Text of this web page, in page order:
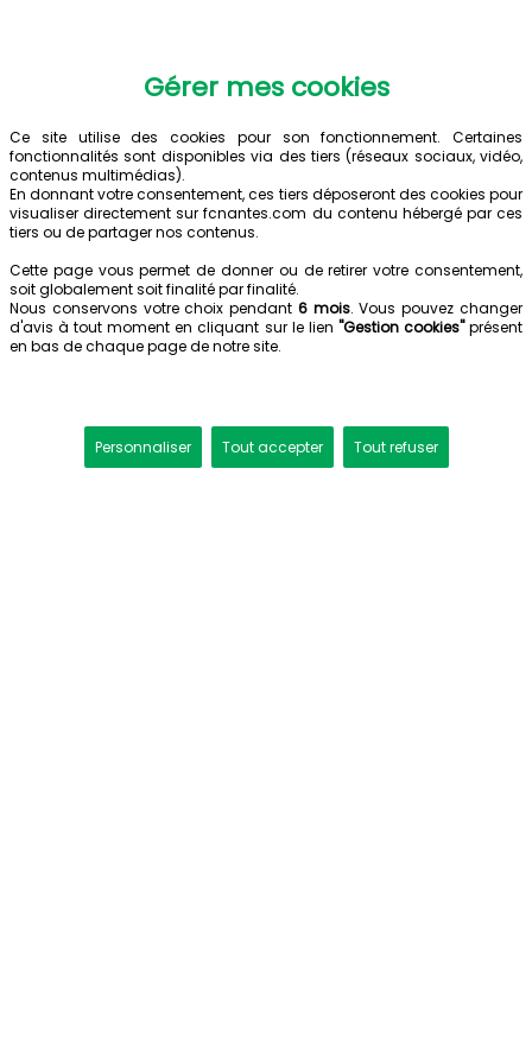
Gérer mes cookies
Ce site utilise des cookies pour son fonctionnement. Certaines
fonctionnalités sont disponibles via des tiers (réseaux sociaux, vidéo,
contenus multimédias).
En donnant votre consentement, ces tiers déposeront des cookies pour
visualiser directement sur fcnantes.com du contenu hébergé par ces
tiers ou de partager nos contenus.
Cette page vous permet de donner ou de retirer votre consentement,
soit globalement soit finalité par finalité.
Nous conservons votre choix pendant 6 mois. Vous pouvez changer
d'avis à tout moment en cliquant sur le lien "Gestion cookies"présent
en bas de chaque page de notre site.
Personnaliser Tout accepter Tout refuser